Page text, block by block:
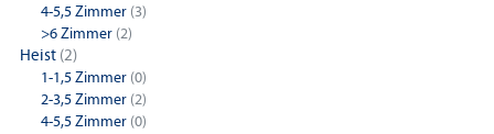
4-5,5 Zimmer (3)
>6 Zimmer (2)
Heist (2)
1-1,5 Zimmer (0)
2-3,5 Zimmer (2)
4-5,5 Zimmer (0)